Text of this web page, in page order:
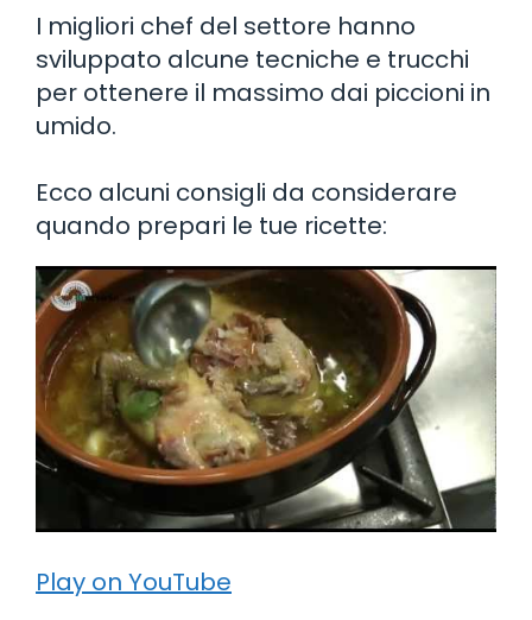
I migliori chef del settore hanno
sviluppato alcune tecniche e trucchi
per ottenere il massimo dai piccioni in
umido.
Ecco alcuni consigli da considerare
quando prepari le tue ricette:
Play on YouTube